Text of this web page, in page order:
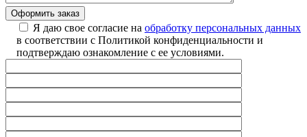
Оформить заказ
Я даю свое согласие на обработку персональных данных
в соответствии с Политикой конфиденциальности и
подтверждаю ознакомление с ее условиями.